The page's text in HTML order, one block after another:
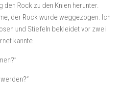
den Rock zu den Knien herunter.
der Rock wurde weggezogen. Ich
und Stiefeln bekleidet vor zwei
kannte.